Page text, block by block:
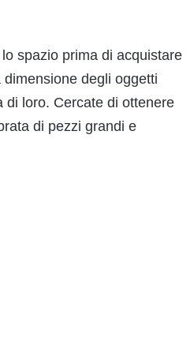
spazio prima di acquistare
degli oggetti
di loro. Cercate di ottenere
di pezzi grandi e